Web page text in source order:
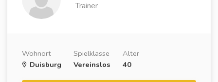
Trainer
Wohnort
Duisburg
Spielklasse
Vereinslos
Alter
40